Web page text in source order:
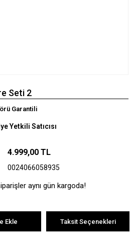
Seti 2
Garantili
4.999,00 TL
0024066058935
Yetkili Satıcısı
aynı gün kargoda!
Ekle Taksit Seçenekleri